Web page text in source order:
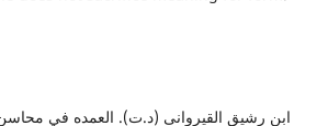
ابن رشيق القيروانی (د.ت). العمده في محاسن